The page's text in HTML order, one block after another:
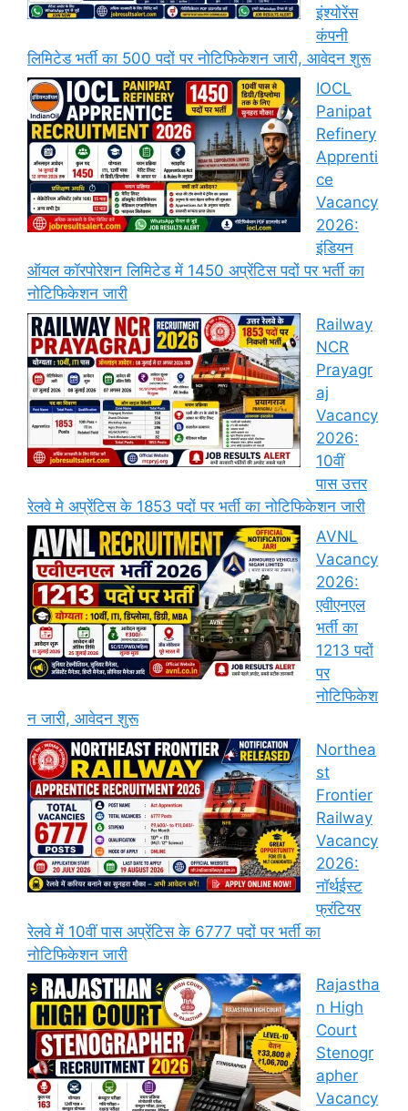
इंश्योरेंस
कंपनी
लिमिटेड भर्ती का 500 पदों पर नोटिफिकेशन जारी, आवेदन शुरू
IOCL
Panipat
Refinery
Apprenti
ce
Vacancy
2026:
इंडियन
ऑयल कॉरपोरेशन लिमिटेड में 1450 अप्रेंटिस पदों पर भर्ती का
नोटिफिकेशन जारी
Railway
NCR
Prayagr
aj
Vacancy
2026:
10वीं
पास उत्तर
रेलवे मे अप्रेंटिस के 1853 पदों पर भर्ती का नोटिफिकेशन जारी
AVNL
Vacancy
2026:
एवीएनएल
भर्ती का
1213 पदों
पर
नोटिफिकेश
न जारी, आवेदन शुरू
Northea
st
Frontier
Railway
Vacancy
2026:
नॉर्थईस्ट
फ्रंटियर
रेलवे में 10वीं पास अप्रेंटिस के 6777 पदों पर भर्ती का
नोटिफिकेशन जारी
Rajastha
n High
Court
Stenogr
apher
Vacancy